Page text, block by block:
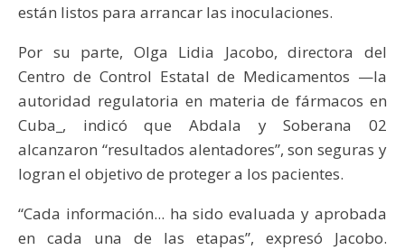
están listos para arrancar las inoculaciones.
Por su parte, Olga Lidia Jacobo, directora del
Centro de Control Estatal de Medicamentos —la
autoridad regulatoria en materia de fármacos en
Cuba_, indicó que Abdala y Soberana 02
alcanzaron “resultados alentadores”, son seguras y
logran el objetivo de proteger a los pacientes.
“Cada información... ha sido evaluada y aprobada
en cada una de las etapas”, expresó Jacobo.